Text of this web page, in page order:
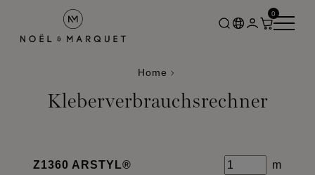
0
Home
Kleberverbrauchsrechner
Z1360 ARSTYL® m